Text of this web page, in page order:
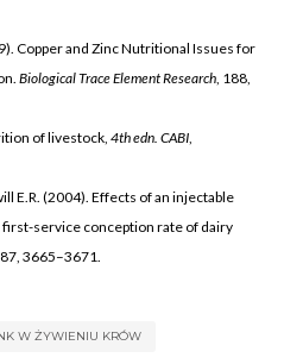
Copper and Zinc Nutritional Issues for
Biological Trace Element Research , 188,
of livestock, 4th edn. CABI
E.R. (2004). Effects of an injectable
service conception rate of dairy
, 87, 3665–3671.
W ŻYWIENIU KRÓW